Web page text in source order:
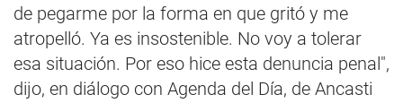
de pegarme por la forma en que gritó y me
atropelló. Ya es insostenible. No voy a tolerar
esa situación. Por eso hice esta denuncia penal",
dijo, en diálogo con Agenda del Día, de Ancasti